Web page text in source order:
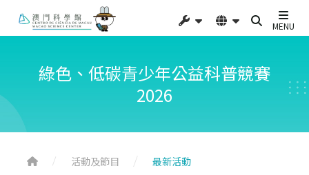
MENU
綠色、低碳青少年公益科普競賽
2026
活動及節目 最新活動